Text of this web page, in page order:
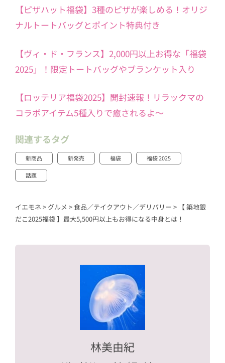
【ピザハット福袋】3種のピザが楽しめる！オリジ
ナルトートバッグとポイント特典付き
【ヴィ・ド・フランス】2,000円以上お得な「福袋
2025」！限定トートバッグやブランケット入り
【ロッテリア福袋2025】開封速報！リラックマの
コラボアイテム5種入りで癒されるよ～
関連するタグ
新商品 新発売 福袋 福袋 2025
話題
イエモネ > グルメ >食品／テイクアウト／デリバリー > 【 築地銀
だこ2025福袋 】最大5,500円以上もお得になる中身とは！
林美由紀